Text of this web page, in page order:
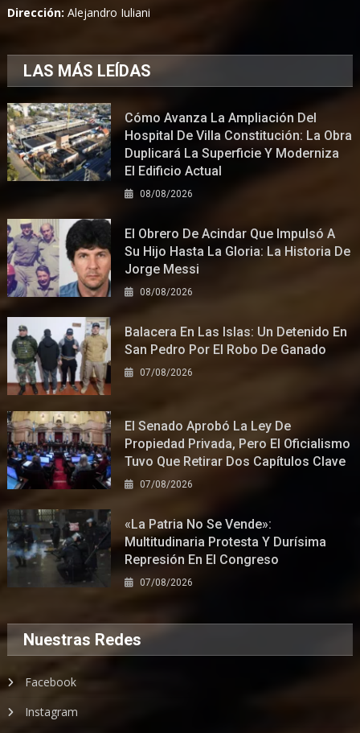
Dirección:Alejandro Iuliani
LAS MÁS LEÍDAS
Cómo Avanza La Ampliación Del
Hospital De Villa Constitución: La Obra
Duplicará La Superficie Y Moderniza
El Edificio Actual
08/08/2026
El Obrero De Acindar Que Impulsó A
Su Hijo Hasta La Gloria: La Historia De
Jorge Messi
08/08/2026
Balacera En Las Islas: Un Detenido En
San Pedro Por El Robo De Ganado
07/08/2026
El Senado Aprobó La Ley De
Propiedad Privada, Pero El Oficialismo
Tuvo Que Retirar Dos Capítulos Clave
07/08/2026
«La Patria No Se Vende»:
Multitudinaria Protesta Y Durísima
Represión En El Congreso
07/08/2026
Nuestras Redes
Facebook
Instagram